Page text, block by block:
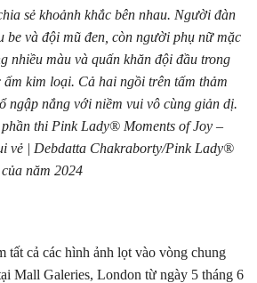
sẻ khoảnh khắc bên nhau. Người đàn
be và đội mũ đen, còn người phụ nữ mặc
nhiều màu và quấn khăn đội đầu trong
kim loại. Cả hai ngồi trên tấm thảm
ngập nắng với niềm vui vô cùng giản dị.
thi Pink Lady® Moments of Joy –
vẻ | Debdatta Chakraborty/Pink Lady®
năm 2024
tất cả các hình ảnh lọt vào vòng chung
Mall Galeries, London từ ngày 5 tháng 6